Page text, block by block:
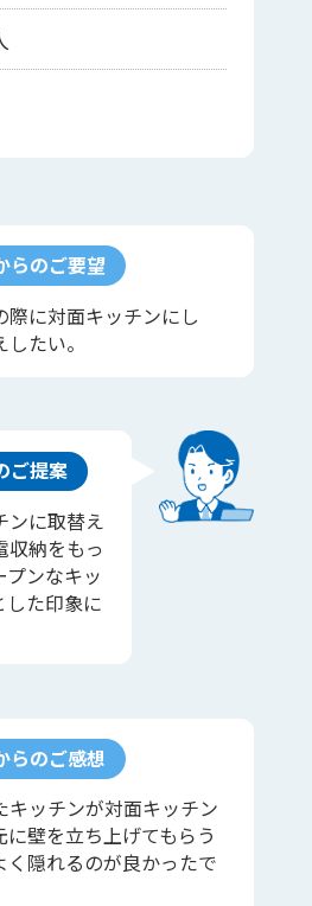
らのご要望
際に対面キッチンにし
たい。
ご提案
ンに取替え
収納をもっ
ンなキッ
した印象に
らのご感想
キッチンが対面キッチン
に壁を立ち上げてもらう
く隠れるのが良かったで